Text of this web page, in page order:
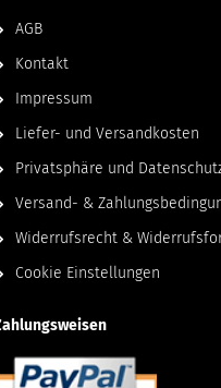
AGB
Kontakt
Impressum
Liefer- und Versandkosten
Privatsphäre und
Versand- &
Widerrufsrecht &
Cookie Einstellungen